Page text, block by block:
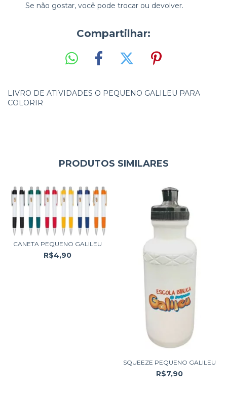
Se não gostar, você pode trocar ou devolver.
Compartilhar:
LIVRO DE ATIVIDADES O PEQUENO GALILEU PARA
COLORIR
PRODUTOS SIMILARES
CANETA PEQUENO GALILEU
R$4,90
SQUEEZE PEQUENO GALILEU
R$7,90